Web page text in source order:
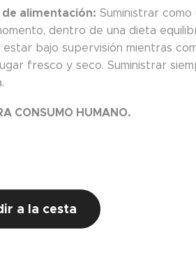
alimentación: Suministrar como
dentro de una dieta
bajo supervisión mientras
fresco y seco. Suministrar
CONSUMO HUMANO.
a la cesta